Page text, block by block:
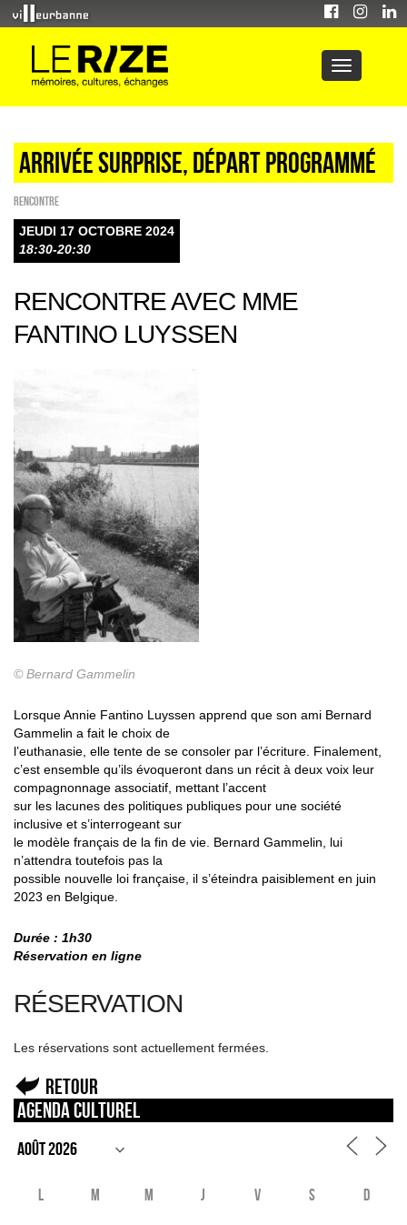
ARRIVÉE SURPRISE, DÉPART PROGRAMMÉ
Rencontre
JEUDI 17 OCTOBRE 2024
18:30-20:30
RENCONTRE AVEC MME
FANTINO LUYSSEN
© Bernard Gammelin
Lorsque Annie Fantino Luyssen apprend que son ami Bernard
Gammelin a fait le choix de
l’euthanasie, elle tente de se consoler par l’écriture. Finalement,
c’est ensemble qu’ils évoqueront dans un récit à deux voix leur
compagnonnage associatif, mettant l’accent
sur les lacunes des politiques publiques pour une société
inclusive et s’interrogeant sur
le modèle français de la fin de vie. Bernard Gammelin, lui
n’attendra toutefois pas la
possible nouvelle loi française, il s’éteindra paisiblement en juin
2023 en Belgique.
Durée : 1h30
Réservation en ligne
RÉSERVATION
Les réservations sont actuellement fermées.
Retour
Agenda culturel
L M M J V S D